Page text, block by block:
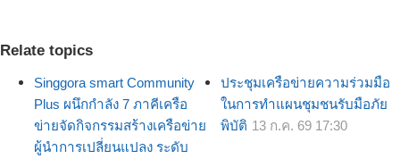
Relate topics
Singgora smart Community
Plus ผนึกกำลัง 7 ภาคีเครือ
ข่ายจัดกิจกรรมสร้างเครือข่าย
ผู้นำการเปลี่ยนแปลง ระดับ
ประชุมเครือข่ายความร่วมมือ
ในการทำแผนชุมชนรับมือภัย
พิบัติ 13 ก.ค. 69 17:30